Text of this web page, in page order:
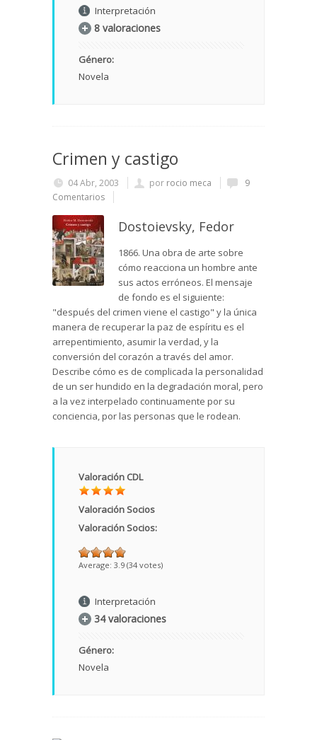
Interpretación
8 valoraciones
Género:
Novela
Crimen y castigo
04 Abr, 2003 por rocio meca
9
Comentarios
Dostoievsky, Fedor
1866. Una obra de arte sobre
cómo reacciona un hombre ante
sus actos erróneos. El mensaje
de fondo es el siguiente:
"después del crimen viene el castigo" y la única
manera de recuperar la paz de espíritu es el
arrepentimiento, asumir la verdad, y la
conversión del corazón a través del amor.
Describe cómo es de complicada la personalidad
de un ser hundido en la degradación moral, pero
a la vez interpelado continuamente por su
conciencia, por las personas que le rodean.
Valoración CDL
Valoración Socios
Valoración Socios:
Average: 3.9 (34 votes)
Interpretación
34 valoraciones
Género:
Novela